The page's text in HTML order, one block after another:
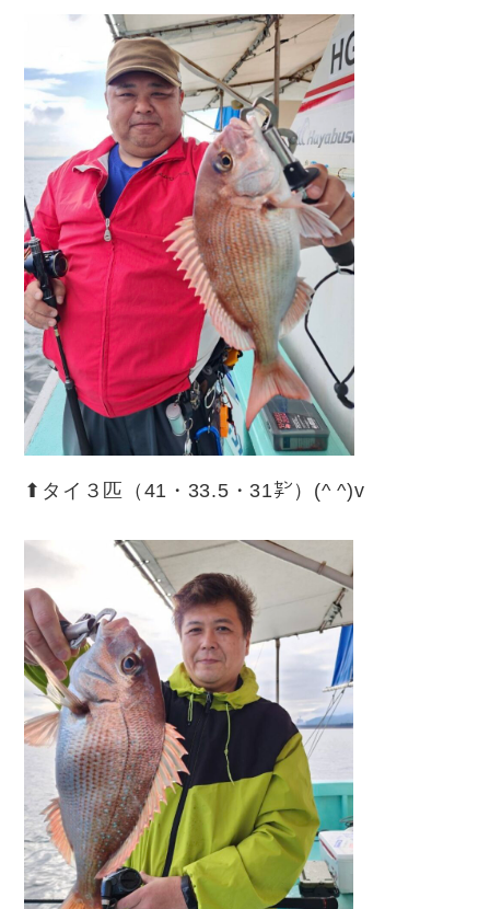
⬆︎タイ３匹（41・33.5・31㌢）(^ ^)v